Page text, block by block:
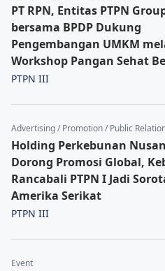
PT RPN, Entitas PTPN
bersama BPDP Dukung
Pengembangan UMKM
Workshop Pangan Sehat
Minyak Sawit
PTPN III
Advertising / Promotion / Public
Holding Perkebunan
Dorong Promosi Global,
Rancabali PTPN I Jadi
Amerika Serikat
PTPN III
Event